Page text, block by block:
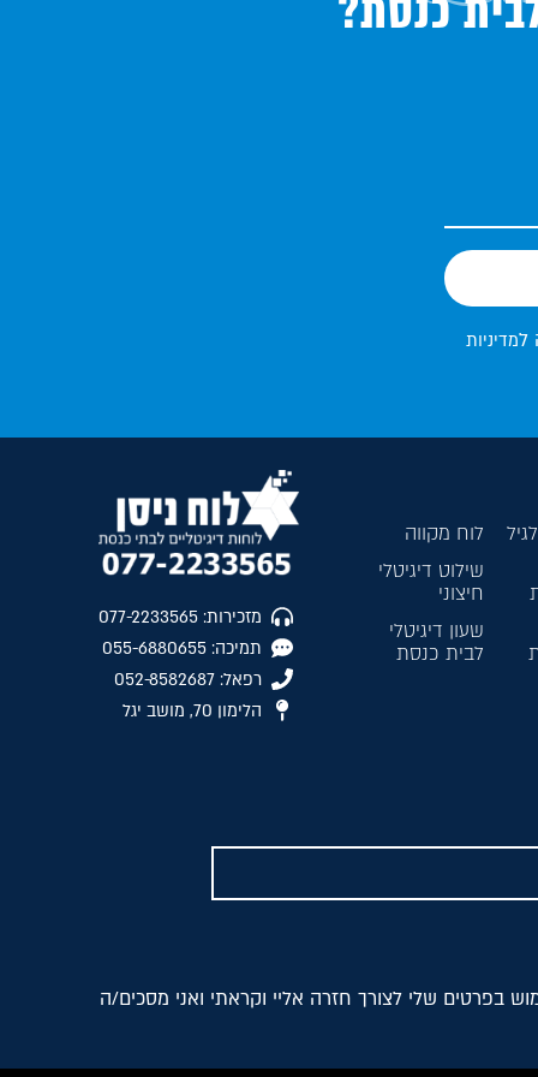
למדיניות
לוח מקווה
שילוט דיגיטלי
חיצוני
שעון דיגיטלי
לבית כנסת
מזכירות: 077-2233565
תמיכה: 055-6880655
רפאל: 052-8582687
הלימון 70, מושב יגל
בפרטים שלי לצורך חזרה אליי וקראתי ואני מסכים/ה